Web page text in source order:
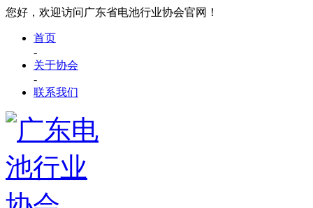
您好，欢迎访问广东省电池行业协会官网！
首页
-
关于协会
-
联系我们